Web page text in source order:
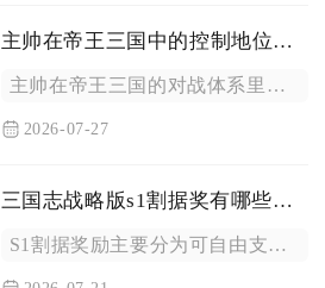
主帅在帝王三国中的控制地位如何
主帅在帝王三国的对战体系里占据绝对的战术控制核心地位，整支军...
2026-07-27
三国志战略版s1割据奖有哪些用途
S1割据奖励主要分为可自由支配的金铢和S1割据限定卡包两大核...